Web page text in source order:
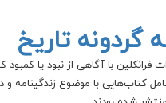
گردونه تاریخ
کتاب‌هایی با موضوع زندگینامه و